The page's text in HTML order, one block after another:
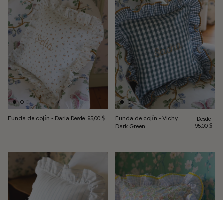
Funda de cojín - Daria Precio habitual
Desde 95,00 $
Funda de cojín - Vichy
Dark Green
Precio
Desde
95,00 $